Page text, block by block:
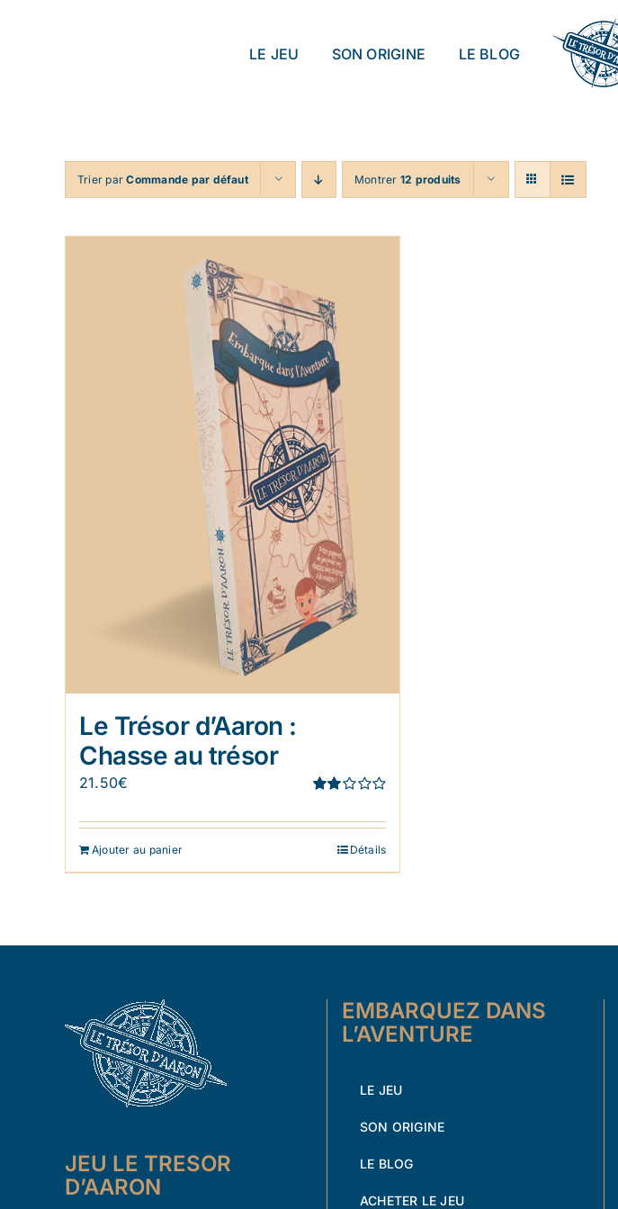
LE JEU SON ORIGINE LE BLOG
Trier parCommande par défaut Montrer 12 produits
Le Trésor d’Aaron :
Chasse au trésor
1.91
21.50€
Ajouter au panier Détails
JEU LE TRESOR
D’AARON
EMBARQUEZ DANS
L’AVENTURE
LE JEU
SON ORIGINE
LE BLOG
ACHETER LE JEU